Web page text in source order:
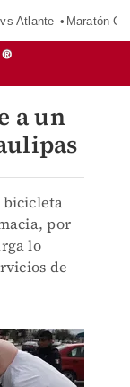
Atlante Maratón
a un
bicicleta
por
lo
de